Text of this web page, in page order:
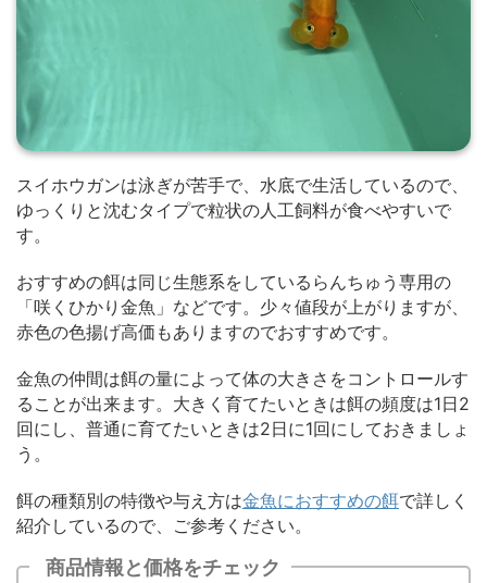
スイホウガンは泳ぎが苦手で、水底で生活しているので、
ゆっくりと沈むタイプで粒状の人工飼料が食べやすいで
す。
おすすめの餌は同じ生態系をしているらんちゅう専用の
「咲くひかり金魚」などです。少々値段が上がりますが、
赤色の色揚げ高価もありますのでおすすめです。
金魚の仲間は餌の量によって体の大きさをコントロールす
ることが出来ます。大きく育てたいときは餌の頻度は1日2
回にし、普通に育てたいときは2日に1回にしておきましょ
う。
餌の種類別の特徴や与え方は金魚におすすめの餌で詳しく
紹介しているので、ご参考ください。
商品情報と価格をチェック